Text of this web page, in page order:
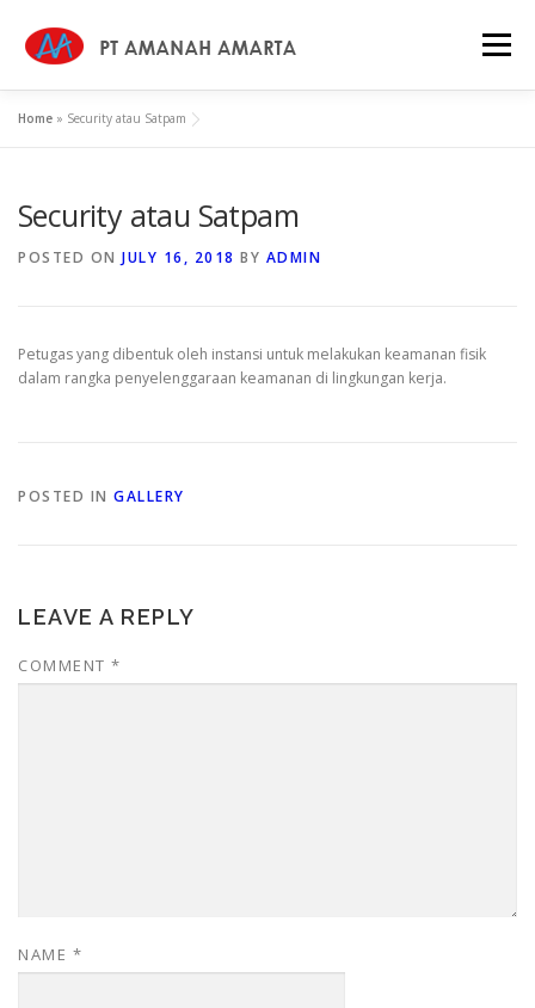
content
Menu
PROFILE CAREER NEWS
Home » Security atau Satpam
Security atau Satpam
POSTED ON JULY 16, 2018 BY ADMIN
Petugas yang dibentuk oleh instansi untuk melakukan keamanan fisik
dalam rangka penyelenggaraan keamanan di lingkungan kerja.
POSTED IN GALLERY
LEAVE A REPLY
COMMENT *
NAME *